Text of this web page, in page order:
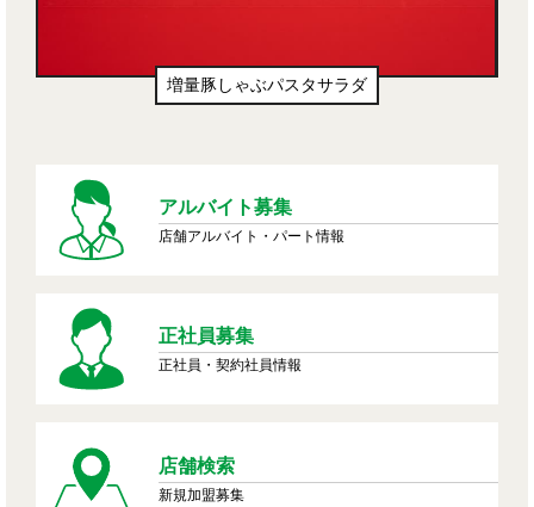
増量豚しゃぶパスタサラダ
アルバイト募集
店舗アルバイト・パート情報
正社員募集
正社員・契約社員情報
店舗検索
新規加盟募集